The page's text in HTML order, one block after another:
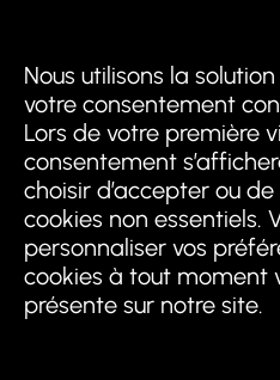
Nous utilisons la
votre consentement
Lors de votre première
consentement
choisir d’accepter ou
cookies non essentiels.
personnaliser vos
cookies à tout moment
présente sur notre site.